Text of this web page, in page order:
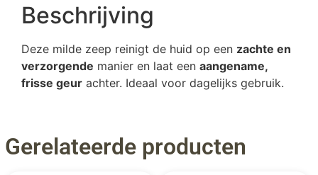
Beschrijving
Deze milde zeep reinigt de huid op een zachte en
verzorgende manier en laat een aangename,
frisse geur achter. Ideaal voor dagelijks gebruik.
Gerelateerde producten